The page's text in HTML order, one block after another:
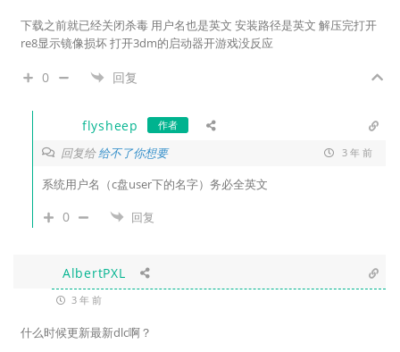
下载之前就已经关闭杀毒 用户名也是英文 安装路径是英文 解压完打开
re8显示镜像损坏 打开3dm的启动器开游戏没反应
0 回复
flysheep 作者
回复给给不了你想要 3 年 前
系统用户名（c盘user下的名字）务必全英文
0 回复
AlbertPXL
3 年 前
什么时候更新最新dlc啊？